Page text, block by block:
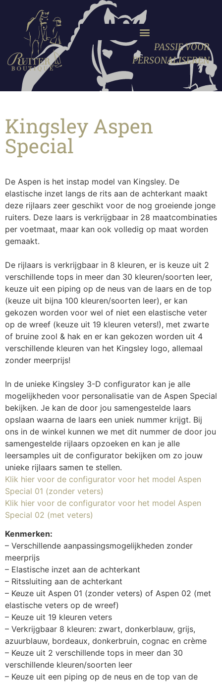
PASSIE VOOR
PERSONALISEREN
Kingsley Aspen
Special
De Aspen is het instap model van Kingsley. De
elastische inzet langs de rits aan de achterkant maakt
deze rijlaars zeer geschikt voor de nog groeiende jonge
ruiters. Deze laars is verkrijgbaar in 28 maatcombinaties
per voetmaat, maar kan ook volledig op maat worden
gemaakt.
De rijlaars is verkrijgbaar in 8 kleuren, er is keuze uit 2
verschillende tops in meer dan 30 kleuren/soorten leer,
keuze uit een piping op de neus van de laars en de top
(keuze uit bijna 100 kleuren/soorten leer), er kan
gekozen worden voor wel of niet een elastische veter
op de wreef (keuze uit 19 kleuren veters!), met zwarte
of bruine zool & hak en er kan gekozen worden uit 4
verschillende kleuren van het Kingsley logo, allemaal
zonder meerprijs!
In de unieke Kingsley 3-D configurator kan je alle
mogelijkheden voor personalisatie van de Aspen Special
bekijken. Je kan de door jou samengestelde laars
opslaan waarna de laars een uniek nummer krijgt. Bij
ons in de winkel kunnen we met dit nummer de door jou
samengestelde rijlaars opzoeken en kan je alle
leersamples uit de configurator bekijken om zo jouw
unieke rijlaars samen te stellen.
Klik hier voor de configurator voor het model Aspen
Special 01 (zonder veters)
Klik hier voor de configurator voor het model Aspen
Special 02 (met veters)
Kenmerken:
– Verschillende aanpassingsmogelijkheden zonder
meerprijs
– Elastische inzet aan de achterkant
– Ritssluiting aan de achterkant
– Keuze uit Aspen 01 (zonder veters) of Aspen 02 (met
elastische veters op de wreef)
– Keuze uit 19 kleuren veters
– Verkrijgbaar 8 kleuren: zwart, donkerblauw, grijs,
azuurblauw, bordeaux, donkerbruin, cognac en crème
– Keuze uit 2 verschillende tops in meer dan 30
verschillende kleuren/soorten leer
– Keuze uit een piping op de neus en de top van de